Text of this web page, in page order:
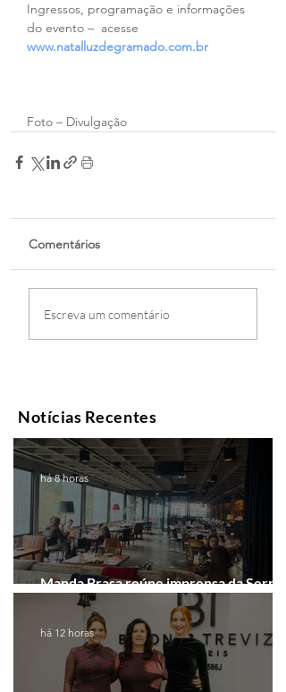
Ingressos, programação e informações
do evento –  acesse
www.natalluzdegramado.com.br
Foto – Divulgação
Comentários
Escreva um comentário
Notícias Recentes
Manda Brasa reúne imprensa da Serra
Gaúcha para falar de expansão
há 8 horas
há 12 horas